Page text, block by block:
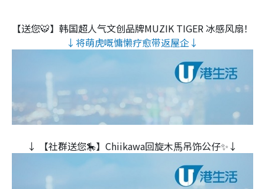
【送您🐯】韩国超人气文创品牌MUZIK TIGER 冰感风扇！
↓将萌虎嘅慵懒疗愈带返屋企↓
↓ 【社群送您🎠】Chiikawa回旋木⾺吊饰公仔✨↓